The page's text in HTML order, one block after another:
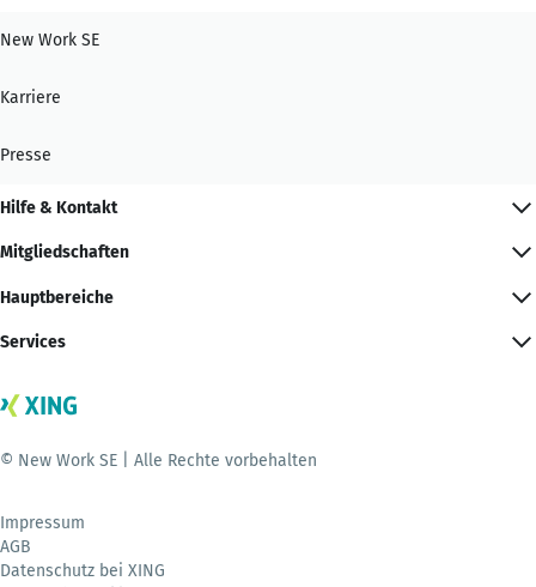
New Work SE
Karriere
Presse
Hilfe & Kontakt
Mitgliedschaften
Hauptbereiche
Services
© New Work SE | Alle Rechte vorbehalten
Impressum
AGB
Datenschutz bei XING